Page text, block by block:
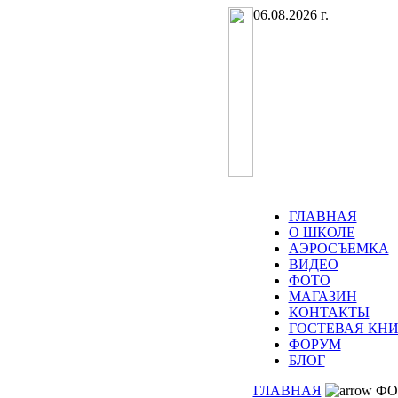
06.08.2026 г.
ГЛАВНАЯ
О ШКОЛЕ
АЭРОСЪЕМКА
ВИДЕО
ФОТО
МАГАЗИН
КОНТАКТЫ
ГОСТЕВАЯ
ФОРУМ
БЛОГ
ГЛАВНАЯ